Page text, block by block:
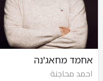
אחמד מחאג'נה
احمد محاجنة